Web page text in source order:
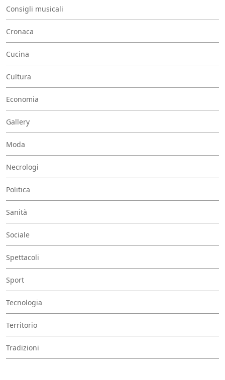
Consigli musicali
Cronaca
Cucina
Cultura
Economia
Gallery
Moda
Necrologi
Politica
Sanità
Sociale
Spettacoli
Sport
Tecnologia
Territorio
Tradizioni